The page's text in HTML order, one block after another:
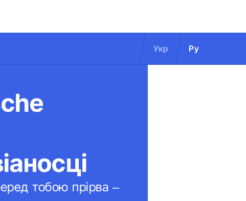
Укр Ру
тобою прірва –